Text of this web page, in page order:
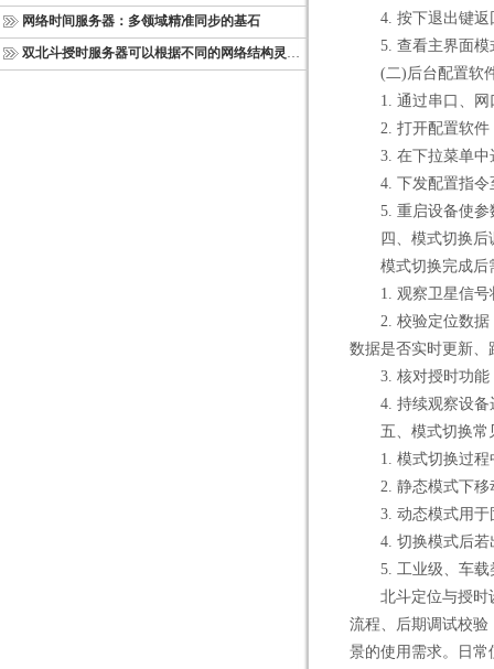
网络时间服务器：多领域精准同步的基石
双北斗授时服务器可以根据不同的网络结构灵活部署
4. 按下退出键返回
5. 查看主界面模
(二)后台配置软件
1. 通过串口、网口
2. 打开配置软件，
3. 在下拉菜单中选
4. 下发配置指令至
5. 重启设备使参数
四、模式切换后
模式切换完成后需
1. 观察卫星信号状
2. 校验定位数据，
数据是否实时更新、
3. 核对授时功能，
4. 持续观察设备运
五、模式切换常
1. 模式切换过程中
2. 静态模式下移动
3. 动态模式用于固
4. 切换模式后若出
5. 工业级、车载类
北斗定位与授时设
流程、后期调试校
景的使用需求。日